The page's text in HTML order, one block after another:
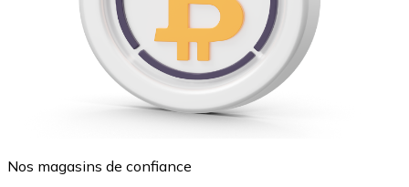
Nos magasins de confiance